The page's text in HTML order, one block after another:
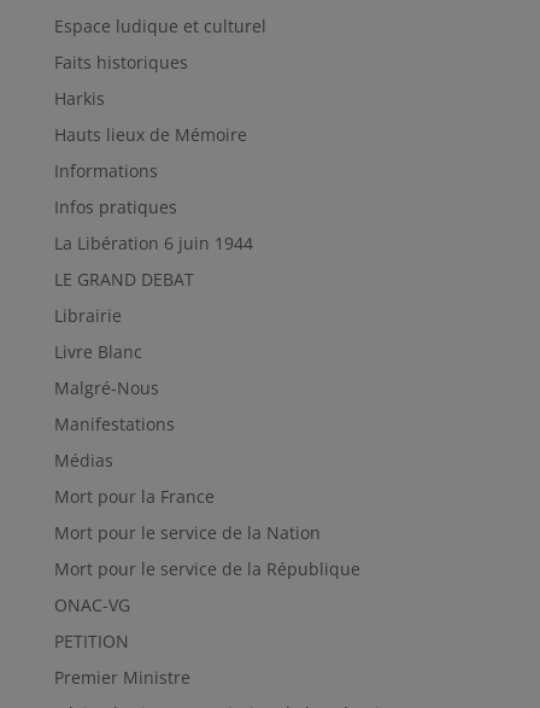
Espace ludique et culturel
Faits historiques
Harkis
Hauts lieux de Mémoire
Informations
Infos pratiques
La Libération 6 juin 1944
LE GRAND DEBAT
Librairie
Livre Blanc
Malgré-Nous
Manifestations
Médias
Mort pour la France
Mort pour le service de la Nation
Mort pour le service de la République
ONAC-VG
PETITION
Premier Ministre